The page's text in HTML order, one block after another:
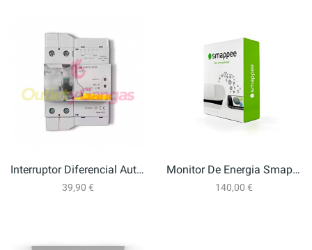
Interruptor Diferencial Autorrearmable CIRCUTOR...
39,90 €
Monitor De Energia Smappee
140,00 €